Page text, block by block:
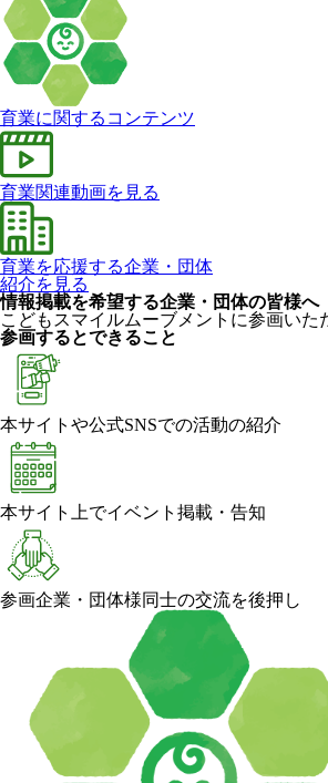
育業に関するコンテンツ
育業関連動画を見る
育業を応援する企業・団体
紹介を見る
情報掲載を希望する企業・団体の皆様へ
こどもスマイルムーブメントに参画いた
参画するとできること
本サイトや公式SNSでの活動の紹介
本サイト上でイベント掲載・告知
参画企業・団体様同士の交流を後押し